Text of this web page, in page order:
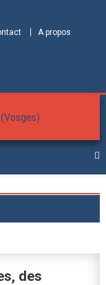
A propos
de
des